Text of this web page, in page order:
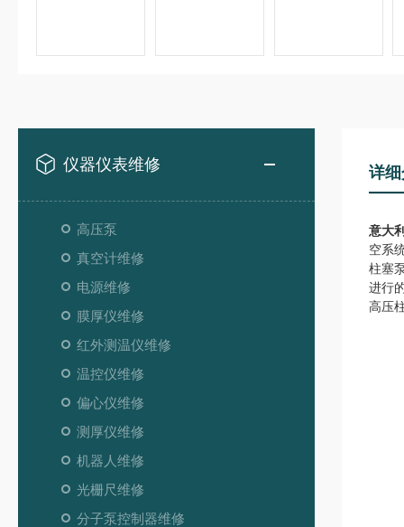
仪器仪表维修
高压泵
真空计维修
电源维修
膜厚仪维修
红外测温仪维修
温控仪维修
偏心仪维修
测厚仪维修
机器人维修
光栅尺维修
分子泵控制器维修
详
意大
空系
柱塞
进行
高压